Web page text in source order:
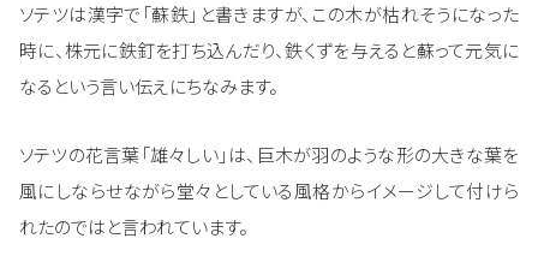
ソテツは漢字で「蘇鉄」と書きますが、この木が枯れそうになった
時に、株元に鉄釘を打ち込んだり、鉄くずを与えると蘇って元気に
なるという言い伝えにちなみます。
ソテツの花言葉「雄々しい」は、巨木が羽のような形の大きな葉を
風にしならせながら堂々としている風格からイメージして付けら
れたのではと言われています。